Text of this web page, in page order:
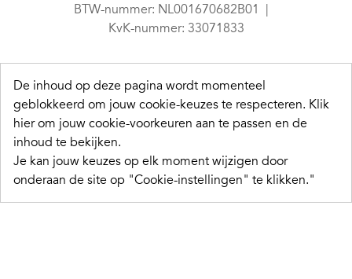
BTW-nummer: NL001670682B01
KvK-nummer: 33071833
De inhoud op deze pagina wordt momenteel
geblokkeerd om jouw cookie-keuzes te respecteren. Klik
hier om jouw cookie-voorkeuren aan te passen en de
inhoud te bekijken.
Je kan jouw keuzes op elk moment wijzigen door
onderaan de site op "Cookie-instellingen" te klikken."